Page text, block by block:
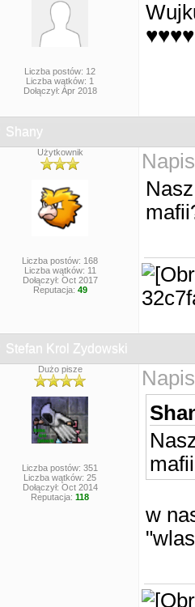
Liczba postów: 12
Liczba wątków: 1
Dołączył: Apr 2018
Shany
Użytkownik
Liczba postów: 168
Liczba wątków: 11
Dołączył: Oct 2017
Reputacja: 49
Stefan Krol Zydowski
Dużo pisze
Liczba postów: 351
Liczba wątków: 25
Dołączył: Oct 2014
Reputacja: 118
w